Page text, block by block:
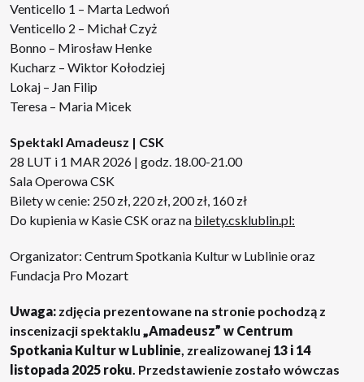
Venticello 1 – Marta Ledwoń
Venticello 2 – Michał Czyż
Bonno – Mirosław Henke
Kucharz – Wiktor Kołodziej
Lokaj – Jan Filip
Teresa – Maria Micek
Spektakl Amadeusz | CSK
28 LUT i 1 MAR 2026 | godz. 18.00-21.00
Sala Operowa CSK
Bilety w cenie: 250 zł, 220 zł, 200 zł, 160 zł
Do kupienia w Kasie CSK oraz na bilety.csklublin.pl:
Organizator: Centrum Spotkania Kultur w Lublinie oraz
Fundacja Pro Mozart
Uwaga: zdjęcia prezentowane na stronie pochodzą z
inscenizacji spektaklu „Amadeusz” w Centrum
Spotkania Kultur w Lublinie, zrealizowanej 13 i 14
listopada 2025 roku. Przedstawienie zostało wówczas